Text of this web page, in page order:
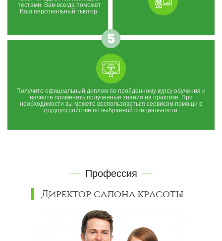
тестами, Вам всегда поможет
Ваш персональный тьютор.
Получите официальный диплом по пройденному курсу обучения и
начните применять полученные знания на практике. При
необходимости вы можете воспользоваться сервисом помощи в
трудоустройстве по выбранной специальности.
Профессия
Директор салона красоты